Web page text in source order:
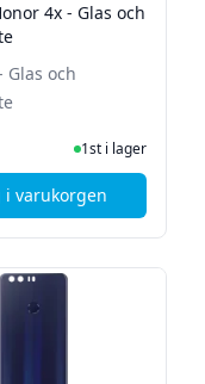
- Vit
4x - Glas och
Glas och
I Lager1st i lager
i varukorgen
, HUAWEI Honor 4x